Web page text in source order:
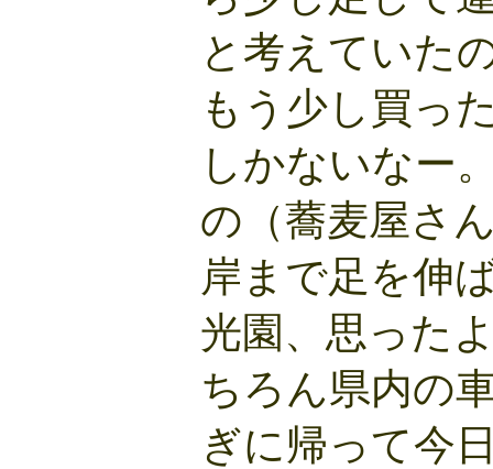
と考えてい
もう少し買っ
しかないなー
の（蕎麦屋さ
岸まで足を伸
光園、思った
ちろん県内の
ぎに帰って今